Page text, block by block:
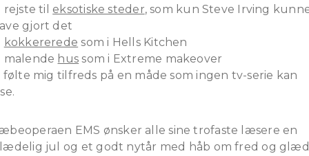
rejste til eksotiske steder, som kun Steve Irving
gjort det
kokkererede som i Hells Kitchen
malende hus som i Extreme makeover
følte mig tilfreds på en måde som ingen tv-serie kan
EMS ønsker alle sine trofaste læsere en
jul og et godt nytår med håb om fred og